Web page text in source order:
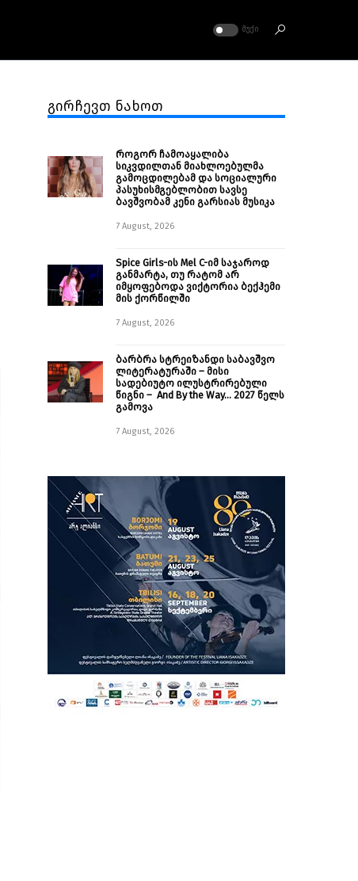
ᲛᲣᲥᲘ
გირჩევთ ნახოთ
როგორ ჩამოაყალიბა
სიკვდილთან მიახლოებულმა
გამოცდილებამ და სოციალური
პასუხისმგებლობით სავსე
ბავშვობამ კენი გარსიას მუსიკა
7 August, 2026
Spice Girls-ის Mel C-იმ საჯაროდ
განმარტა, თუ რატომ არ
იმყოფებოდა ვიქტორია ბექჰემი
მის ქორწილში
7 August, 2026
ბარბრა სტრეიზანდი საბავშვო
ლიტერატურაში – მისი
სადებიუტო ილუსტრირებული
წიგნი – And By the Way… 2027 წელს
გამოვა
7 August, 2026